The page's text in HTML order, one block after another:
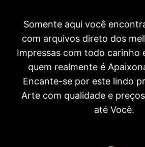
Somente aqui você
com arquivos direto dos
Impressas com todo carinho
quem realmente é
Encante-se por este lindo
Arte com qualidade e
até Você.